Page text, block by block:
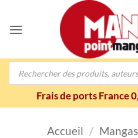
contenu
Recherche
Frais de ports France
Accueil / Mangas